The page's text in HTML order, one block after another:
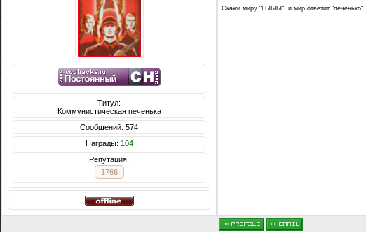
Титул:
Коммунистическая печенька
Сообщений: 574
Награды: 104
Репутация:
1766
Скажи миру "ГЫЫЫ", и мир ответит "печенько".